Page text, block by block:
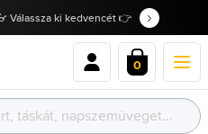
Válassza ki kedvencét 👉
0